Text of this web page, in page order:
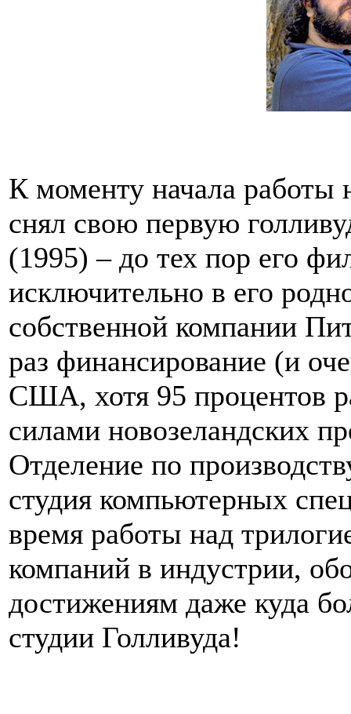
К моменту начала работы
снял свою первую
(1995) – до тех пор его
исключительно в его
собственной компании
раз финансирование (и
США, хотя 95 процентов
силами новозеландских
Отделение по
студия компьютерных
время работы над
компаний в индустрии,
достижениям даже куда
студии Голливуда!